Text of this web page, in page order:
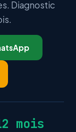
Diagnostic
mois